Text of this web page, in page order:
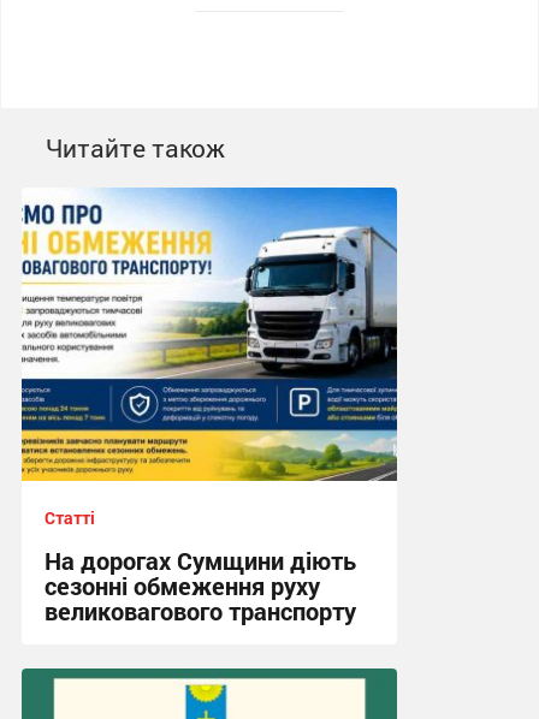
Читайте також
Статті
На дорогах Сумщини діють
сезонні обмеження руху
великовагового транспорту